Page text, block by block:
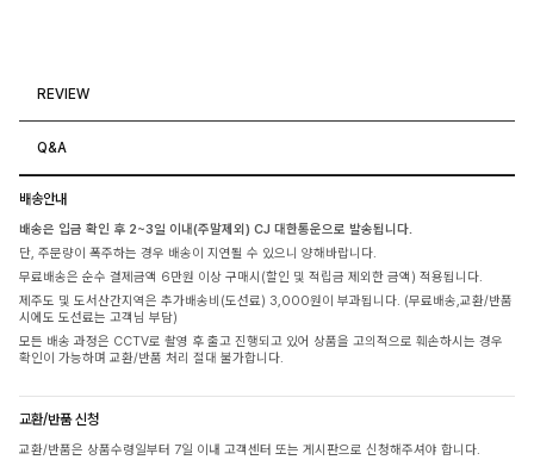
REVIEW
Q&A
배송안내
배송은 입금 확인 후 2~3일 이내(주말제외) CJ 대한통운으로 발송됩니다.
단, 주문량이 폭주하는 경우 배송이 지연될 수 있으니 양해바랍니다.
무료배송은 순수 결제금액 6만원 이상 구매시(할인 및 적립금 제외한 금액) 적용됩니다.
제주도 및 도서산간지역은 추가배송비(도선료) 3,000원이 부과됩니다. (무료배송,교환/반품
시에도 도선료는 고객님 부담)
모든 배송 과정은 CCTV로 촬영 후 출고 진행되고 있어 상품을 고의적으로 훼손하시는 경우
확인이 가능하며 교환/반품 처리 절대 불가합니다.
교환/반품 신청
교환/반품은 상품수령일부터 7일 이내 고객센터 또는 게시판으로 신청해주셔야 합니다.